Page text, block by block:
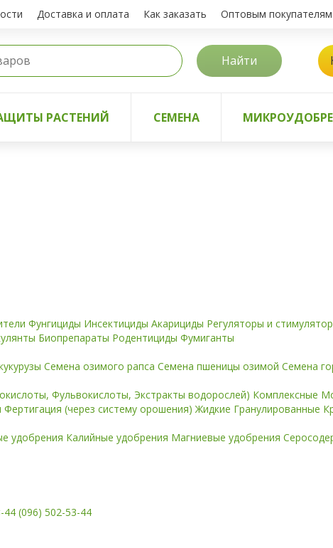
Доставка и оплата Как заказать Оптовым покупателям
Найти
РАСТЕНИЙ СЕМЕНА
Фунгициды Инсектициды Акарициды Регуляторы и
Биопрепараты Родентициды Фумиганты
Семена озимого рапса Семена пшеницы озимой Семена
Фульвокислоты, Экстракты водорослей) Комплексные
Фертигация (через систему орошения)Жидкие Гранулированные
удобрения Калийные удобрения Магниевые удобрения
44 (096) 502-53-44